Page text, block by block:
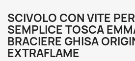
SCIVOLO CON VITE
SEMPLICE TOSCA
BRACIERE GHISA
EXTRAFLAME